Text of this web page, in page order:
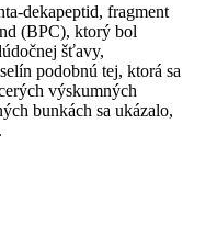
dekapeptid, fragment
(BPC), ktorý bol
šťavy,
podobnú tej, ktorá sa
výskumných
bunkách sa ukázalo,